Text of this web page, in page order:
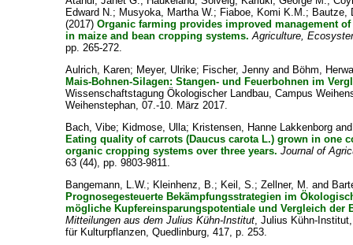
Edward N.; Musyoka, Martha W.; Fiaboe, Komi K.M.; Bautze,
(2017)Organic farming provides improved management
in maize and bean cropping systems. Agriculture,
pp. 265-272.
Aulrich, Karen; Meyer, Ulrike; Fischer, Jenny and Böhm,
Mais-Bohnen-Silagen: Stangen- und Feuerbohnen im
Wissenschaftstagung Ökologischer Landbau, Campus
Weihenstephan, 07.-10. März 2017.
Bach, Vibe; Kidmose, Ulla; Kristensen, Hanne Lakkenborg
Eating quality of carrots (Daucus carota L.) grown in one
organic cropping systems over three years. Journal of
63 (44), pp. 9803-9811.
Bangemann, L.W.; Kleinhenz, B.; Keil, S.;Zellner, M. and
Prognosegesteuerte Bekämpfungsstrategien im
mögliche Kupfereinsparungspotentiale und Vergleich der
Mitteilungen aus dem Julius Kühn-Institut, Julius Kühn-
für Kulturpflanzen, Quedlinburg, 417, p. 253.